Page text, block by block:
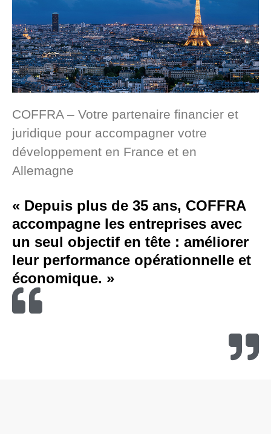
COFFRA – Votre partenaire financier et
juridique pour accompagner votre
développement en France et en
Allemagne
« Depuis plus de 35 ans, COFFRA
accompagne les entreprises avec
un seul objectif en tête : améliorer
leur performance opérationnelle et
économique. »